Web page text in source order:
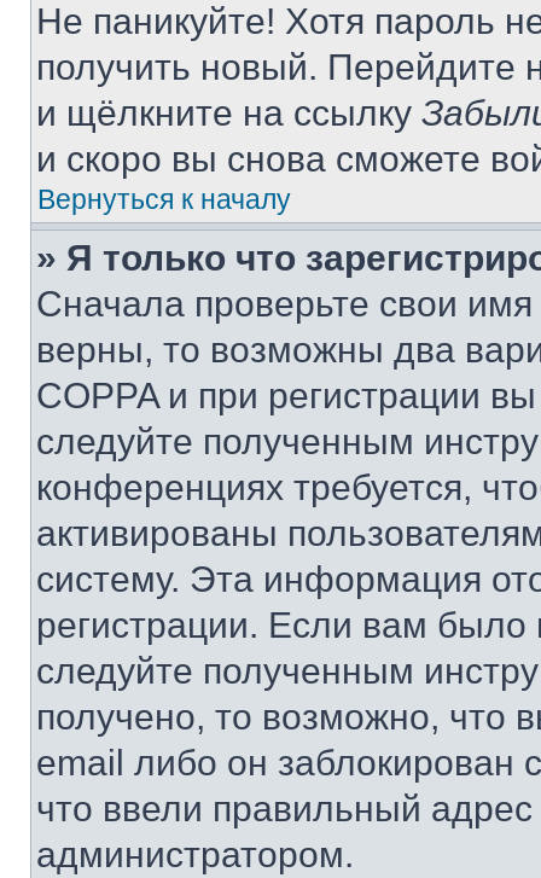
Не паникуйте! Хотя пароль
получить новый. Перейдите
и щёлкните на ссылку
и скоро вы снова сможете
Вернуться к началу
» Я только что
Сначала проверьте свои
верны, то возможны два
COPPA и при регистрации
следуйте полученным
конференциях требуется,
активированы
систему. Эта информация
регистрации. Если вам
следуйте полученным
получено, то возможно, что
email либо он
что ввели правильный адрес
администратором.